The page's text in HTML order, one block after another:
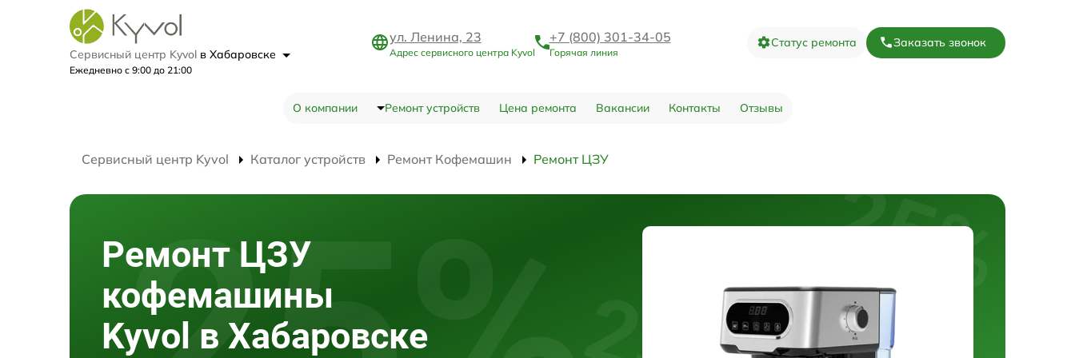
Сервисный центр Kyvol в Хабаровске
Ежедневно с 9:00 до 21:00
ул. Ленина, 23
Адрес сервисного центра Kyvol
+7 (800) 301-34-05
Горячая линия
Статус ремонта Заказать звонок
О компании Ремонт устройств Цена ремонта Вакансии Контакты Отзывы
Сервисный центр Kyvol Каталог устройств Ремонт Кофемашин Ремонт ЦЗУ
Ремонт ЦЗУ
кофемашины
Kyvol в Хабаровске